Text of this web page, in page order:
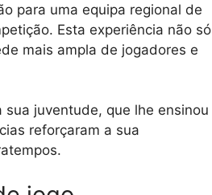
para uma equipa regional de
Esta experiência não só
mais ampla de jogadores e
juventude, que lhe ensinou
reforçaram a sua